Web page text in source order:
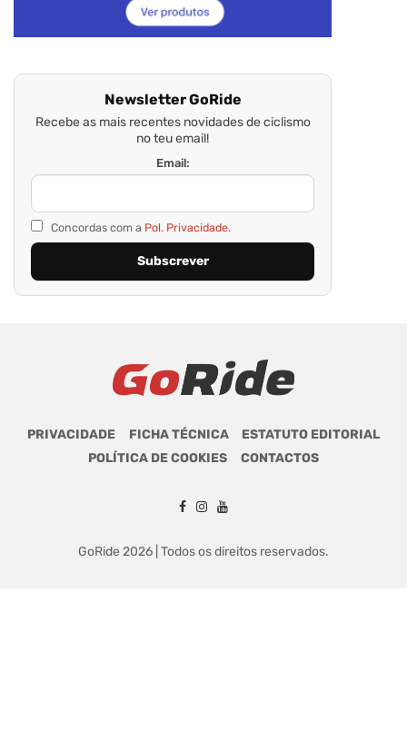
Newsletter GoRide
Recebe as mais recentes novidades de ciclismo
no teu email!
Email:
Concordas com a Pol. Privacidade.
PRIVACIDADE FICHA TÉCNICA
ESTATUTO EDITORIAL
POLÍTICA DE COOKIES
CONTACTOS
GoRide 2026 | Todos os direitos reservados.